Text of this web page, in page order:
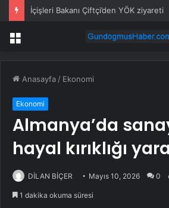
İçişleri Bakanı Çiftçi’den YÖK ziyareti
Menü
Anasayfa / Ekonomi
Ekonomi
Almanya’da
hayal kırıklığı
DİLAN BİÇER Mayıs 10, 2026 0
1 dakika okuma süresi